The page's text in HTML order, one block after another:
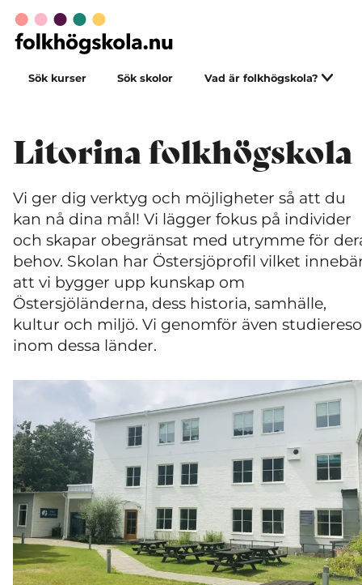
Sök kurser Sök skolor Vad är folkhögskola?
Litorina folkhögskola
Vi ger dig verktyg och möjligheter så att du
kan nå dina mål! Vi lägger fokus på individer
och skapar obegränsat med utrymme för
behov. Skolan har Östersjöprofil vilket
att vi bygger upp kunskap om
Östersjöländerna, dess historia, samhälle,
kultur och miljö. Vi genomför även
inom dessa länder.